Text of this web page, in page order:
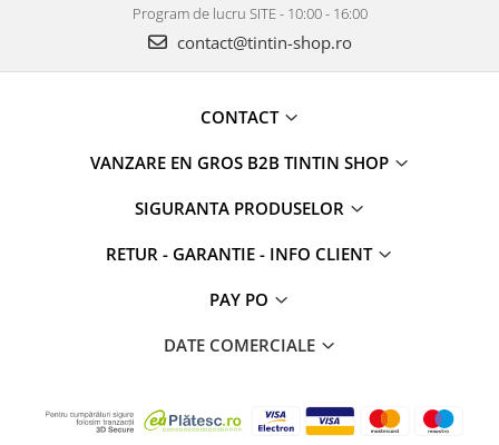
Program de lucru SITE - 10:00 - 16:00
contact@tintin-shop.ro
CONTACT
VANZARE EN GROS B2B TINTIN SHOP
SIGURANTA PRODUSELOR
RETUR - GARANTIE - INFO CLIENT
PAY PO
DATE COMERCIALE